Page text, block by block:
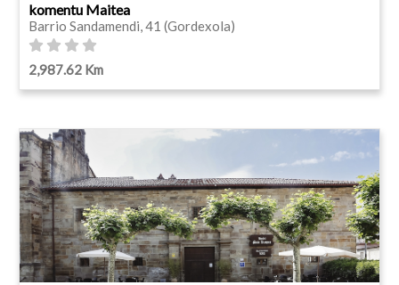
komentu Maitea
Barrio Sandamendi, 41 (Gordexola)
2,987.62 Km